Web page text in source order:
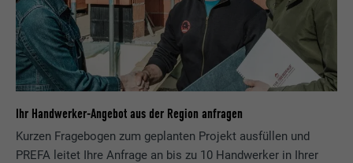
Ihr Handwerker-Angebot aus der Region anfragen
Kurzen Fragebogen zum geplanten Projekt ausfüllen und
PREFA leitet Ihre Anfrage an bis zu 10 Handwerker in Ihrer